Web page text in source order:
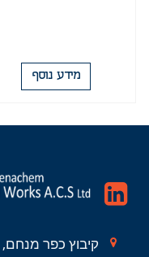
מידע נוסף
קיבוץ כפר מנחם, 7987500 ישראל